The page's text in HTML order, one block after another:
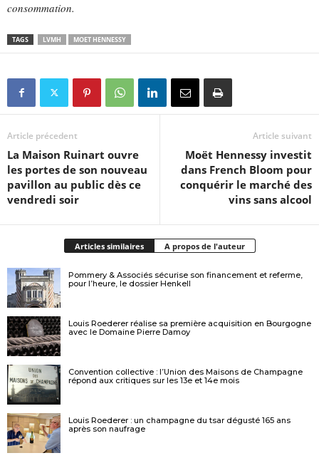
consommation​.
TAGS LVMH MOET HENNESSY
Article précedent
La Maison Ruinart ouvre
les portes de son nouveau
pavillon au public dès ce
vendredi soir
Article suivant
Moët Hennessy investit
dans French Bloom pour
conquérir le marché des
vins sans alcool
Articles similaires A propos de l'auteur
Pommery & Associés sécurise son financement et referme,
pour l’heure, le dossier Henkell
Louis Roederer réalise sa première acquisition en Bourgogne
avec le Domaine Pierre Damoy
Convention collective : l’Union des Maisons de Champagne
répond aux critiques sur les 13e et 14e mois
Louis Roederer : un champagne du tsar dégusté 165 ans
après son naufrage